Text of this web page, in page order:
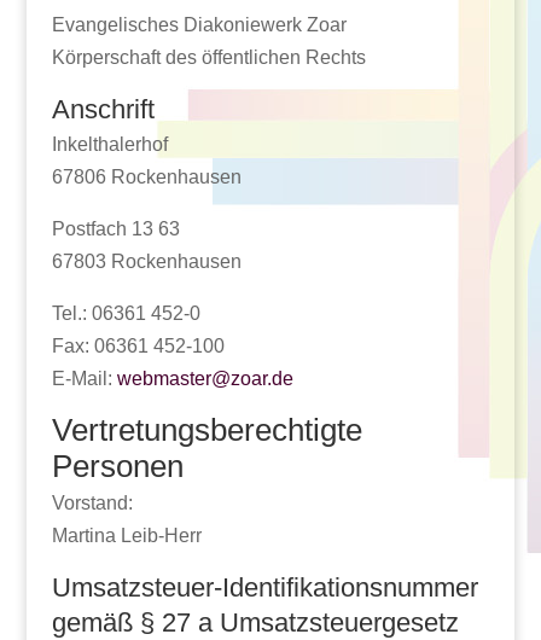
Evangelisches Diakoniewerk Zoar
Körperschaft des öffentlichen Rechts
Anschrift
Inkelthalerhof
67806 Rockenhausen
Postfach 13 63
67803 Rockenhausen
Tel.: 06361 452-0
Fax: 06361 452-100
E-Mail: webmaster@zoar.de
Vertretungsberechtigte
Personen
Vorstand:
Martina Leib-Herr
Umsatzsteuer-Identifikationsnummer
gemäß § 27 a Umsatzsteuergesetz